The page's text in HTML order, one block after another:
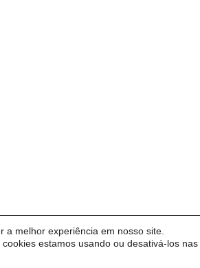
a melhor experiência em nosso site.
estamos usando ou desativá-los nas